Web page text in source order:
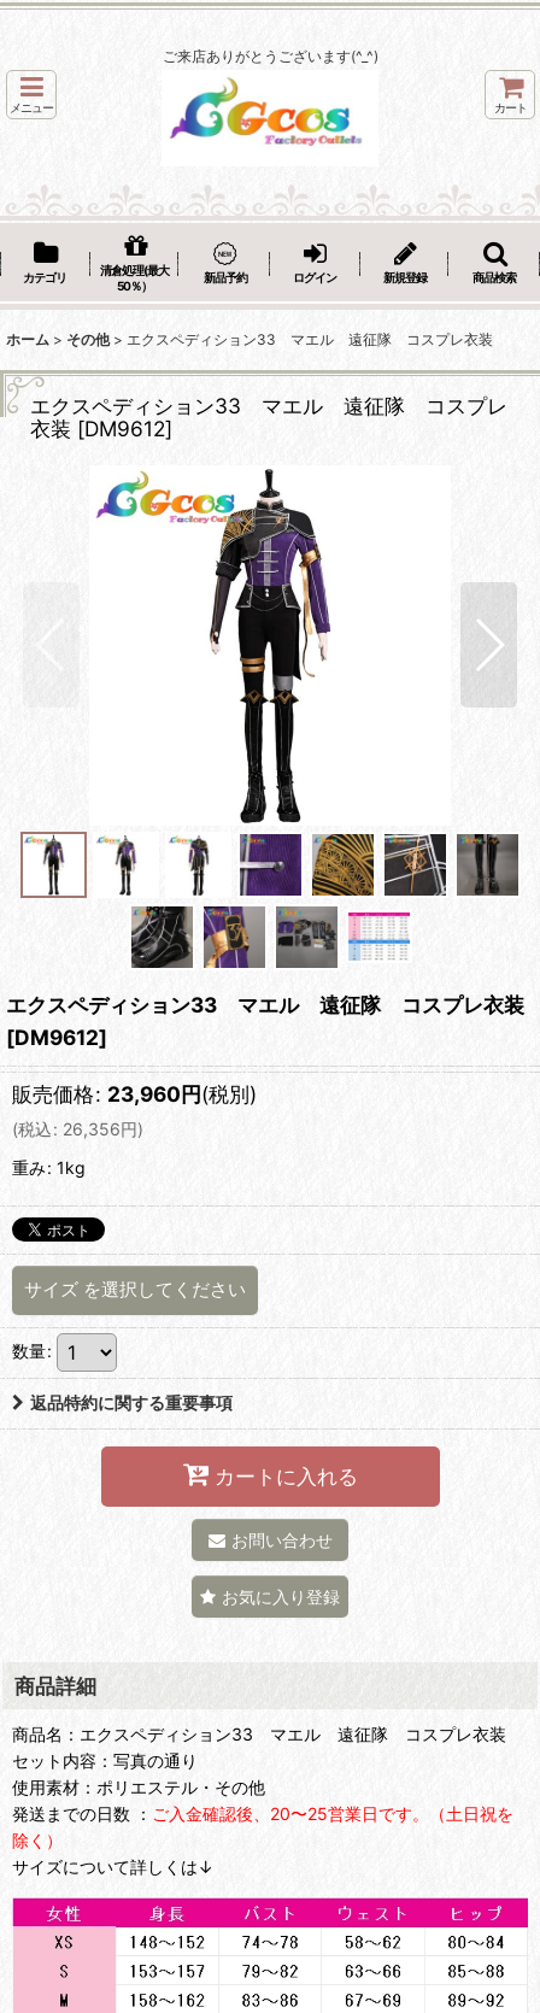
ご来店ありがとうございます(^_^)
メニュー カート
カテゴリ
清倉処理(最大
50％）
新品予約 ログイン 新規登録 商品検索
ホーム > その他 > エクスペディション33 マエル 遠征隊 コスプレ衣装
エクスペディション33 マエル 遠征隊 コスプレ
衣装 [DM9612]
エクスペディション33 マエル 遠征隊 コスプレ衣装
[DM9612]
販売価格: 23,960円(税別)
(税込: 26,356円)
重み: 1kg
サイズ を選択してください
数量:
返品特約に関する重要事項
カートに入れる
お問い合わせ
お気に入り登録
商品詳細
商品名：エクスペディション33 マエル 遠征隊 コスプレ衣装
セット内容：写真の通り
使用素材：ポリエステル・その他
発送までの日数 ： ご入金確認後、20〜25営業日です。（土日祝を
除く）
サイズについて詳しくは↓